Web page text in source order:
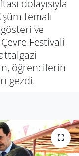
dolayısıyla
temalı
ve
Festivali
öğrencilerin
gezdi.